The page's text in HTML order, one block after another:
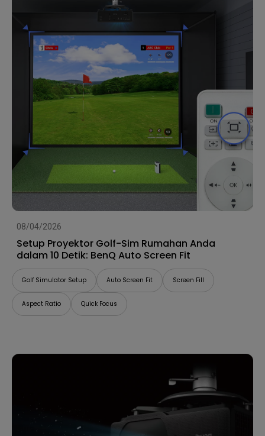
08/04/2026
Setup Proyektor Golf-Sim Rumahan Anda
dalam 10 Detik: BenQ Auto Screen Fit
Golf Simulator Setup Auto Screen Fit Screen Fill
Aspect Ratio Quick Focus